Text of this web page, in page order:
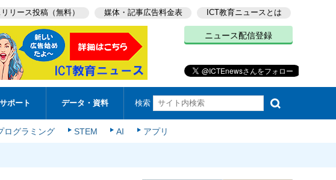
リース投稿（無料） 媒体・記事広告料金表 ICT教育ニュースとは
ニュース配信登録
ポート データ・資料 検索
ログラミング STEM AI アプリ